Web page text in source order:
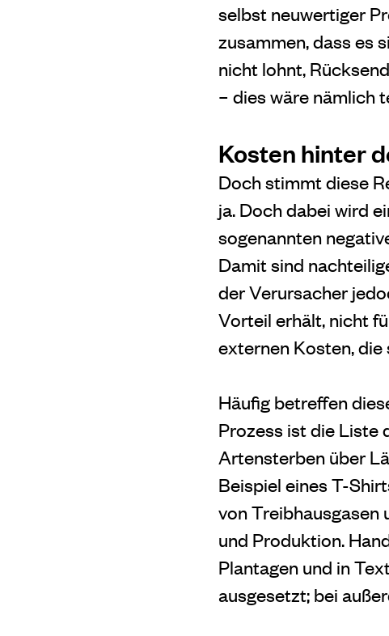
selbst neuwertiger
zusammen, dass es
nicht lohnt,
– dies wäre nämlich
Kosten hinter
Doch stimmt diese
ja. Doch dabei wird
sogenannten
Damit sind
der Verursacher
Vorteil erhält, nicht
externen Kosten,
Häufig betreffen
Prozess ist die Liste
Artensterben über
Beispiel eines T-
von Treibhausgasen
und Produktion.
Plantagen und in
ausgesetzt; bei